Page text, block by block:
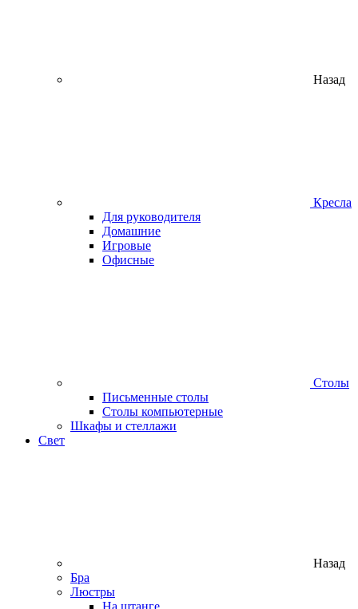
Назад
Кресла
Для руководителя
Домашние
Игровые
Офисные
Столы
Письменные столы
Столы компьютерные
Шкафы и стеллажи
Свет
Назад
Бра
Люстры
На штанге